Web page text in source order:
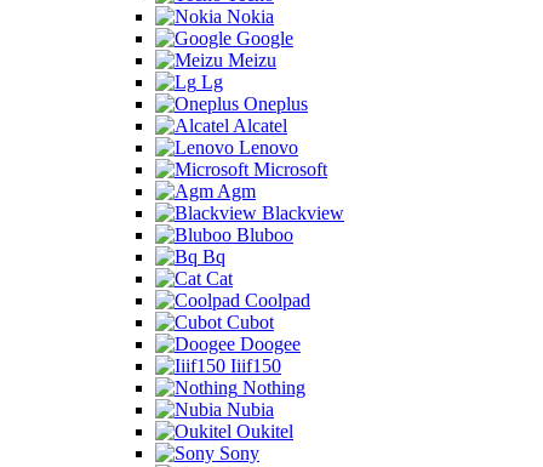
Nokia
Google
Meizu
Lg
Oneplus
Alcatel
Lenovo
Microsoft
Agm
Blackview
Bluboo
Bq
Cat
Coolpad
Cubot
Doogee
Iiif150
Nothing
Nubia
Oukitel
Sony